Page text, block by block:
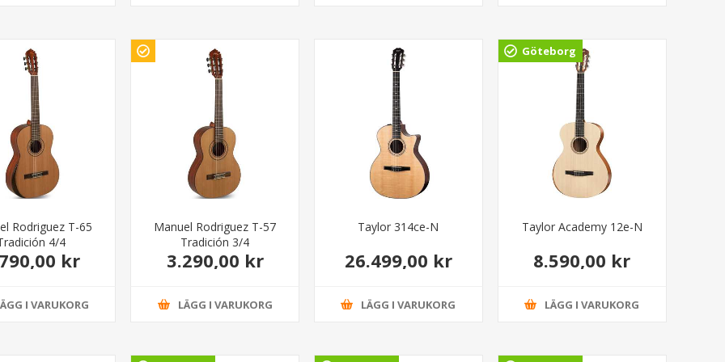
Rodriguez T-65
4/4
kr
I VARUKORG
Manuel Rodriguez T-57
Tradición 3/4
3.290,00 kr
LÄGG I VARUKORG
Taylor 314ce-N
26.499,00 kr
LÄGG I VARUKORG
Göteborg
Taylor Academy 12e-N
8.590,00 kr
LÄGG I VARUKORG